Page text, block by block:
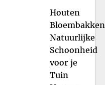
Houten
Natuurlijke
Schoonheid
voor je
Tuin